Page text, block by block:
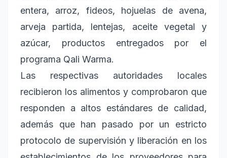
entera, arroz, fideos, hojuelas de avena,
arveja partida, lentejas, aceite vegetal y
azúcar, productos entregados por el
programa Qali Warma.
Las respectivas autoridades locales
recibieron los alimentos y comprobaron que
responden a altos estándares de calidad,
además que han pasado por un estricto
protocolo de supervisión y liberación en los